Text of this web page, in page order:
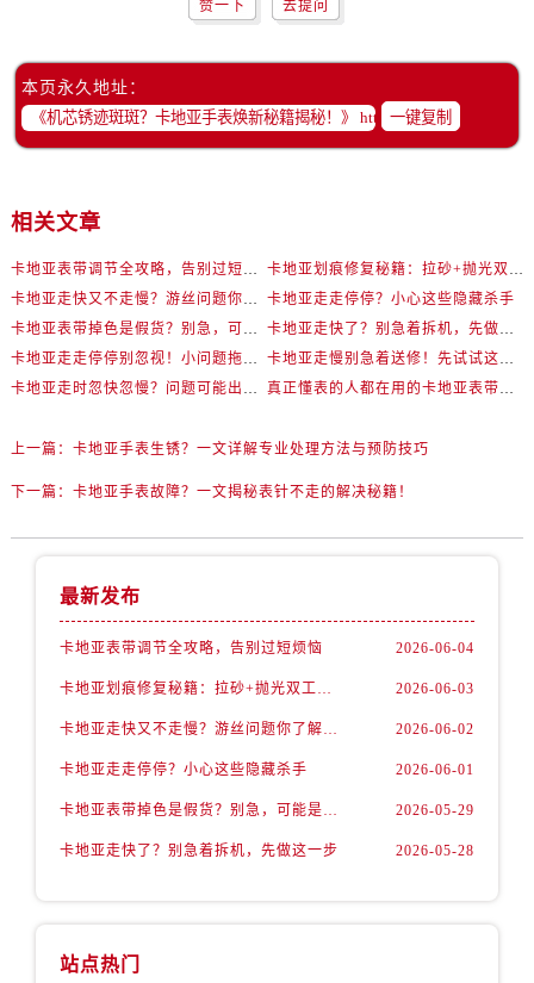
赞一下 去提问
本页永久地址：
一键复制
相关文章
卡地亚表带调节全攻略，告别过短烦恼
卡地亚划痕修复秘籍：拉砂+抛光双工艺还原如新
卡地亚走快又不走慢？游丝问题你了解多少？
卡地亚走走停停？小心这些隐藏杀手
卡地亚表带掉色是假货？别急，可能是这些日常习惯惹的祸
卡地亚走快了？别急着拆机，先做这一步
卡地亚走走停停别忽视！小问题拖成大修很烧钱
卡地亚走慢别急着送修！先试试这些方法
卡地亚走时忽快忽慢？问题可能出在你睡觉时！
真正懂表的人都在用的卡地亚表带调节技巧
上一篇： 卡地亚手表生锈？一文详解专业处理方法与预防技巧
下一篇： 卡地亚手表故障？一文揭秘表针不走的解决秘籍！
最新发布
卡地亚表带调节全攻略，告别过短烦恼 2026-06-04
卡地亚划痕修复秘籍：拉砂+抛光双工艺还原如新 2026-06-03
卡地亚走快又不走慢？游丝问题你了解多少？ 2026-06-02
卡地亚走走停停？小心这些隐藏杀手 2026-06-01
卡地亚表带掉色是假货？别急，可能是这些日常习惯惹的祸 2026-05-29
卡地亚走快了？别急着拆机，先做这一步 2026-05-28
站点热门